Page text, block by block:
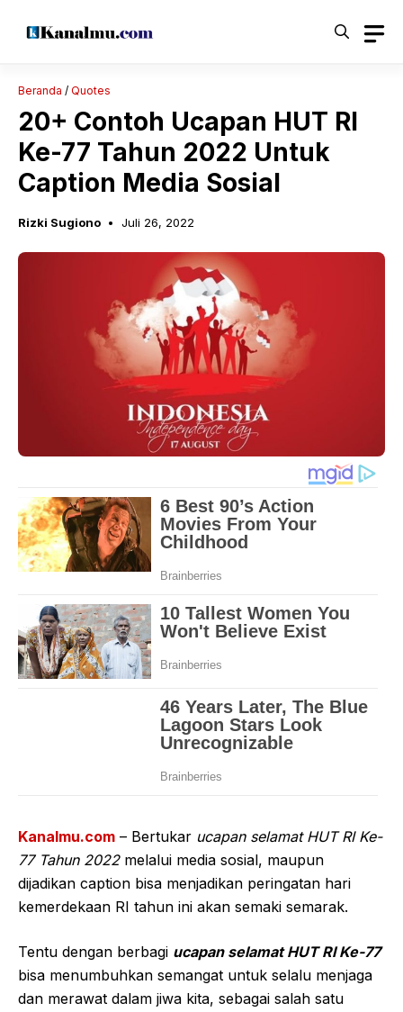
Beranda / Quotes
20+ Contoh Ucapan HUT RI
Ke-77 Tahun 2022 Untuk
Caption Media Sosial
Rizki Sugiono Juli 26, 2022
Kanalmu.com – Bertukar ucapan selamat HUT RI Ke-
77 Tahun 2022melalui media sosial, maupun
dijadikan caption bisa menjadikan peringatan hari
kemerdekaan RI tahun ini akan semaki semarak.
Tentu dengan berbagi ucapan selamat HUT RI Ke-77
bisa menumbuhkan semangat untuk selalu menjaga
dan merawat dalam jiwa kita, sebagai salah satu